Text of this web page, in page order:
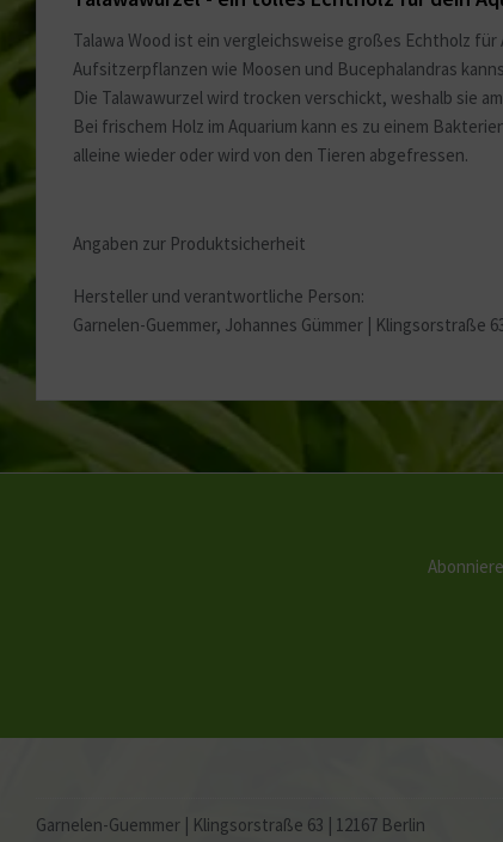
Talawa Wood ist ein vergleichsweise großes Echtholz
Aufsitzerpflanzen wie Moosen und Bucephalandras
Die Talawawurzel wird trocken verschickt, weshalb sie
Bei frischem Holz im Aquarium kann es zu einem
alleine wieder oder wird von den Tieren abgefressen.
Angaben zur Produktsicherheit
Hersteller und verantwortliche Person:
Garnelen-Guemmer, Johannes Gümmer | Klingsorstraße
Garnelen-Guemmer | Klingsorstraße 63 | 12167 Berlin